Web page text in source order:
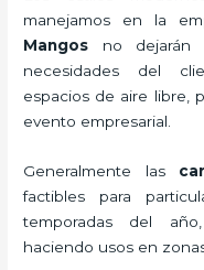
manejamos en la
Mangos no dejarán
necesidades del
espacios de aire libre,
evento empresarial.
Generalmente las
factibles para
temporadas del
haciendo usos en